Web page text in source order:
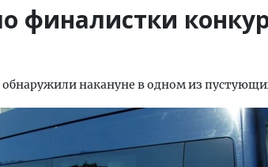
финалистки
накануне в одном из